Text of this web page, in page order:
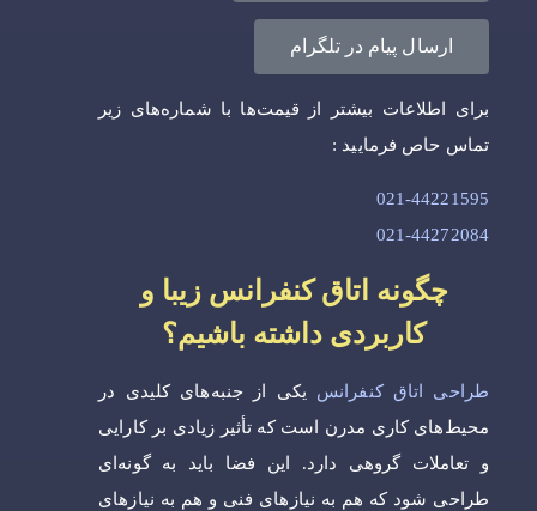
ارسال پیام در تلگرام
برای اطلاعات بیشتر از قیمت‌ها با شماره‌های زیر
تماس حاص فرمایید :
021-44221595
021-44272084
چگونه اتاق کنفرانس زیبا و
کاربردی داشته باشیم؟
طراحی اتاق کنفرانس یکی از جنبه‌های کلیدی در
محیط‌های کاری مدرن است که تأثیر زیادی بر کارایی
و تعاملات گروهی دارد. این فضا باید به گونه‌ای
طراحی شود که هم به نیازهای فنی و هم به نیازهای